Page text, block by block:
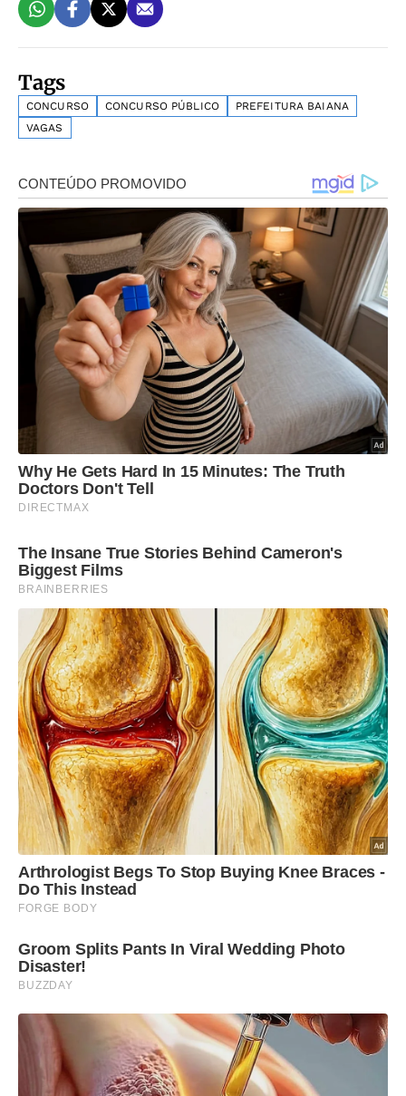
Tags
CONCURSO CONCURSO PÚBLICO
PREFEITURA BAIANA
VAGAS